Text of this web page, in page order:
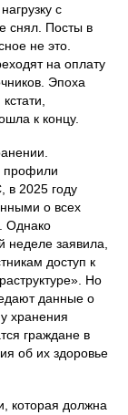
с
снял. Посты в
не это.
на оплату
Эпоха
к концу.
профили
в 2025 году
о всех
Однако
неделе заявила,
доступ к
Но
данные о
хранения
граждане в
об их здоровье
которая должна